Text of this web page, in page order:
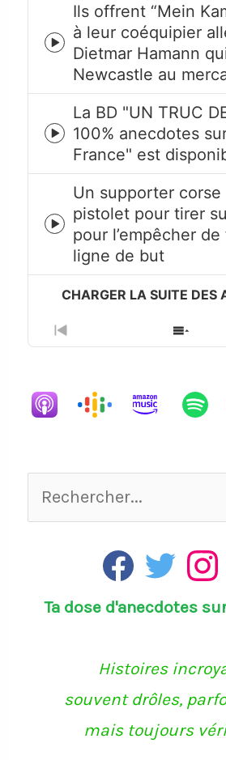
Episode
play
icon
Ils offrent “Mein
à leur coéquipier
Dietmar Hamann
Newcastle au
Episode
play
icon
La BD "UN TRUC
100% anecdotes
France" est
Episode
play
icon
Un supporter corse
pistolet pour tirer
pour l’empêcher
ligne de but
Previous
Episode
Show
Rechercher...
F
a
e
t
I
n
t
m
Ta dose d'anecdotes
Histoires
souvent drôles,
mais toujours